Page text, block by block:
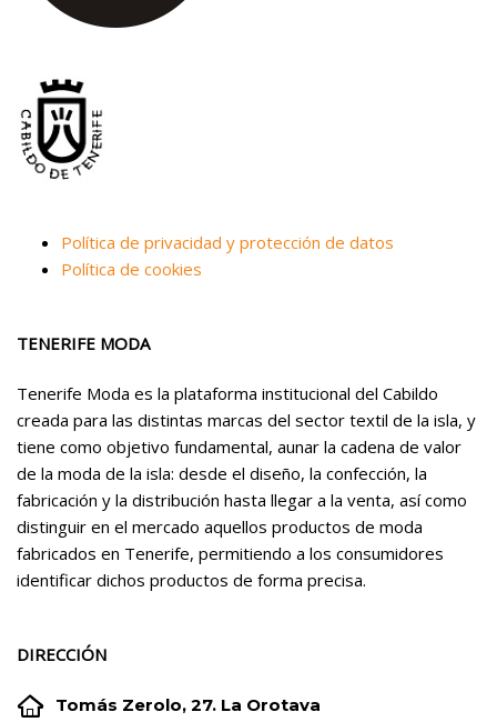
Política de privacidad y protección de datos
Política de cookies
TENERIFE MODA
Tenerife Moda es la plataforma institucional del Cabildo
creada para las distintas marcas del sector textil de la isla, y
tiene como objetivo fundamental, aunar la cadena de valor
de la moda de la isla: desde el diseño, la confección, la
fabricación y la distribución hasta llegar a la venta, así como
distinguir en el mercado aquellos productos de moda
fabricados en Tenerife, permitiendo a los consumidores
identificar dichos productos de forma precisa.
DIRECCIÓN

 Tomás Zerolo, 27. La Orotava